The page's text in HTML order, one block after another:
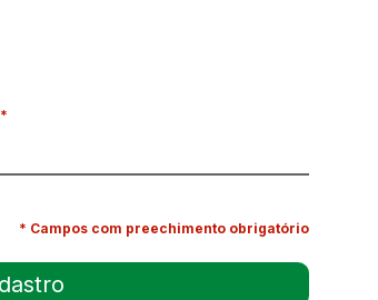
*
* Campos com preechimento obrigatório